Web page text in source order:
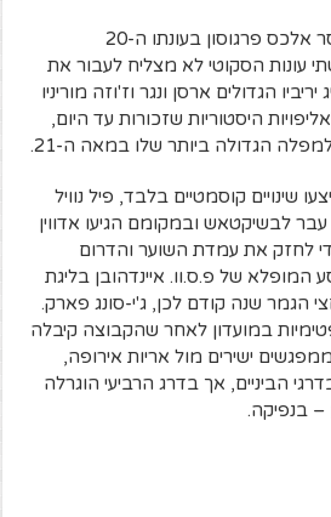
לא קל להיות בנעליו של סר אלכס פרגוסון בעונתו ה-20
עונות הסקוטי לא מצליח לעבור את
הגדולים ארסן ונגר וז'וזה מוריניו
היסטוריות שזכורות עד היום,
הגדולה ביותר שלו במאה ה-21.
שינויים קוסמטיים בלבד, פיל נוויל
לבשיקטאש ובמקומם הגיעו אדווין
לחזק את עמדת השוער והדרום
המופלא של פ.ס.וו. איינדהובן בליגת
הגמר שנה קודם לכן, ג'י-סונג פארק.
במועדון לאחר שהקבוצה קיבלה
ישירים מול אריות אירופה,
הביניים, אך בדרג הרביעי הוגרלה
– בנפיקה.